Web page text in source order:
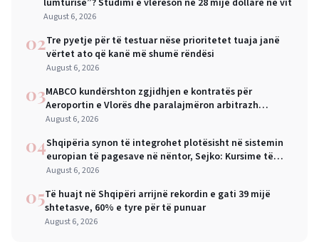
August 6, 2026
02Tre pyetje për të testuar nëse prioritetet tuaja janë
vërtet ato që kanë më shumë rëndësi
August 6, 2026
03MABCO kundërshton zgjidhjen e kontratës për
Aeroportin e Vlorës dhe paralajmëron arbitrazh
ndërkombëtar
August 6, 2026
04Shqipëria synon të integrohet plotësisht në sistemin
europian të pagesave në nëntor, Sejko: Kursime të
mëdha për qytetarët dhe bizneset
August 6, 2026
05Të huajt në Shqipëri arrijnë rekordin e gati 39 mijë
shtetasve, 60% e tyre për të punuar
August 6, 2026